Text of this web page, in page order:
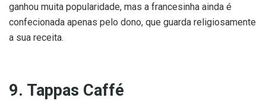
ganhou muita popularidade, mas a francesinha ainda é
confecionada apenas pelo dono, que guarda religiosamente
a sua receita.
9. Tappas Caffé